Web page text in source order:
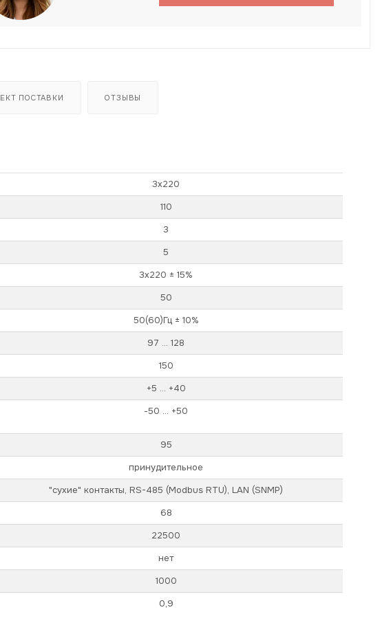
ПОСТАВКИ ОТЗЫВЫ
3х220
110
3
5
3х220 ± 15%
50
50(60)Гц ± 10%
97 ... 128
150
+5 ... +40
-50 ... +50
95
принудительное
"сухие" контакты, RS-485 (Modbus RTU), LAN (SNMP)
68
22500
нет
1000
0,9